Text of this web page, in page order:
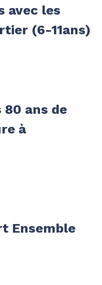
avec les
(6-11ans)
80 ans de
à
Ensemble